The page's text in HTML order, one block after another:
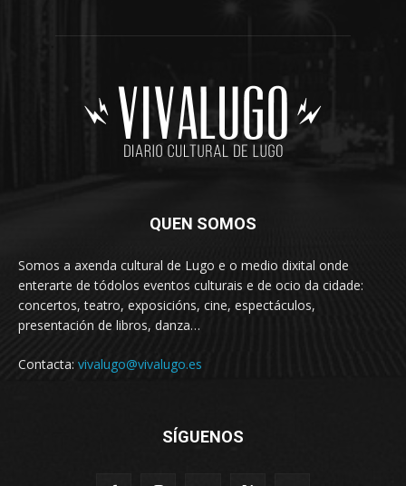
QUEN SOMOS
Somos a axenda cultural de Lugo e o medio dixital onde
enterarte de tódolos eventos culturais e de ocio da cidade:
concertos, teatro, exposicións, cine, espectáculos,
presentación de libros, danza…
Contacta: vivalugo@vivalugo.es
SÍGUENOS